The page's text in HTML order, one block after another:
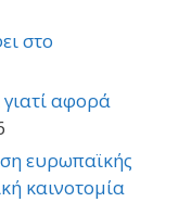
στο
γιατί αφορά
ευρωπαϊκής
καινοτομία